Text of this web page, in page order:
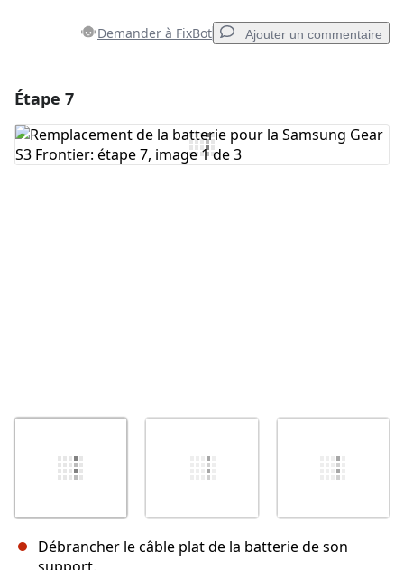
Demander à FixBot Ajouter un commentaire
Ajouter un commentaire
Étape 7
Débrancher le câble plat de la batterie de son